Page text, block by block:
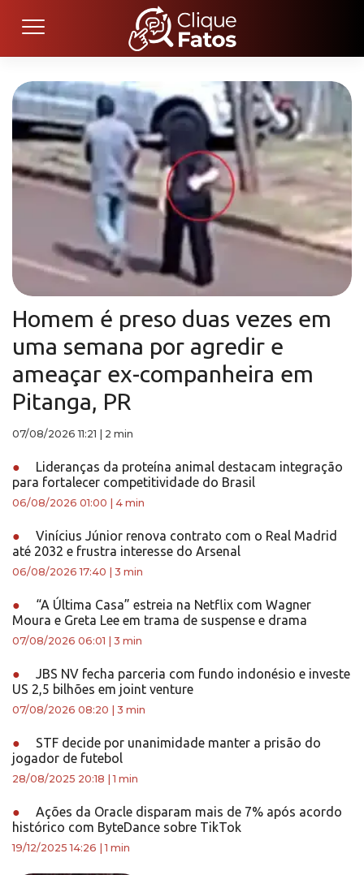
Homem é preso duas vezes em
uma semana por agredir e
ameaçar ex-companheira em
Pitanga, PR
07/08/2026 11:21 2 min
●
Lideranças da proteína animal destacam integração
para fortalecer competitividade do Brasil
06/08/2026 01:00 4 min
●
Vinícius Júnior renova contrato com o Real Madrid
até 2032 e frustra interesse do Arsenal
06/08/2026 17:40 3 min
●
“A Última Casa” estreia na Netflix com Wagner
Moura e Greta Lee em trama de suspense e drama
07/08/2026 06:01 3 min
●
JBS NV fecha parceria com fundo indonésio e investe
US 2,5 bilhões em joint venture
07/08/2026 08:20 3 min
●
STF decide por unanimidade manter a prisão do
jogador de futebol
28/08/2025 20:18 |1 min
●
Ações da Oracle disparam mais de 7% após acordo
histórico com ByteDance sobre TikTok
19/12/2025 14:26 |1 min